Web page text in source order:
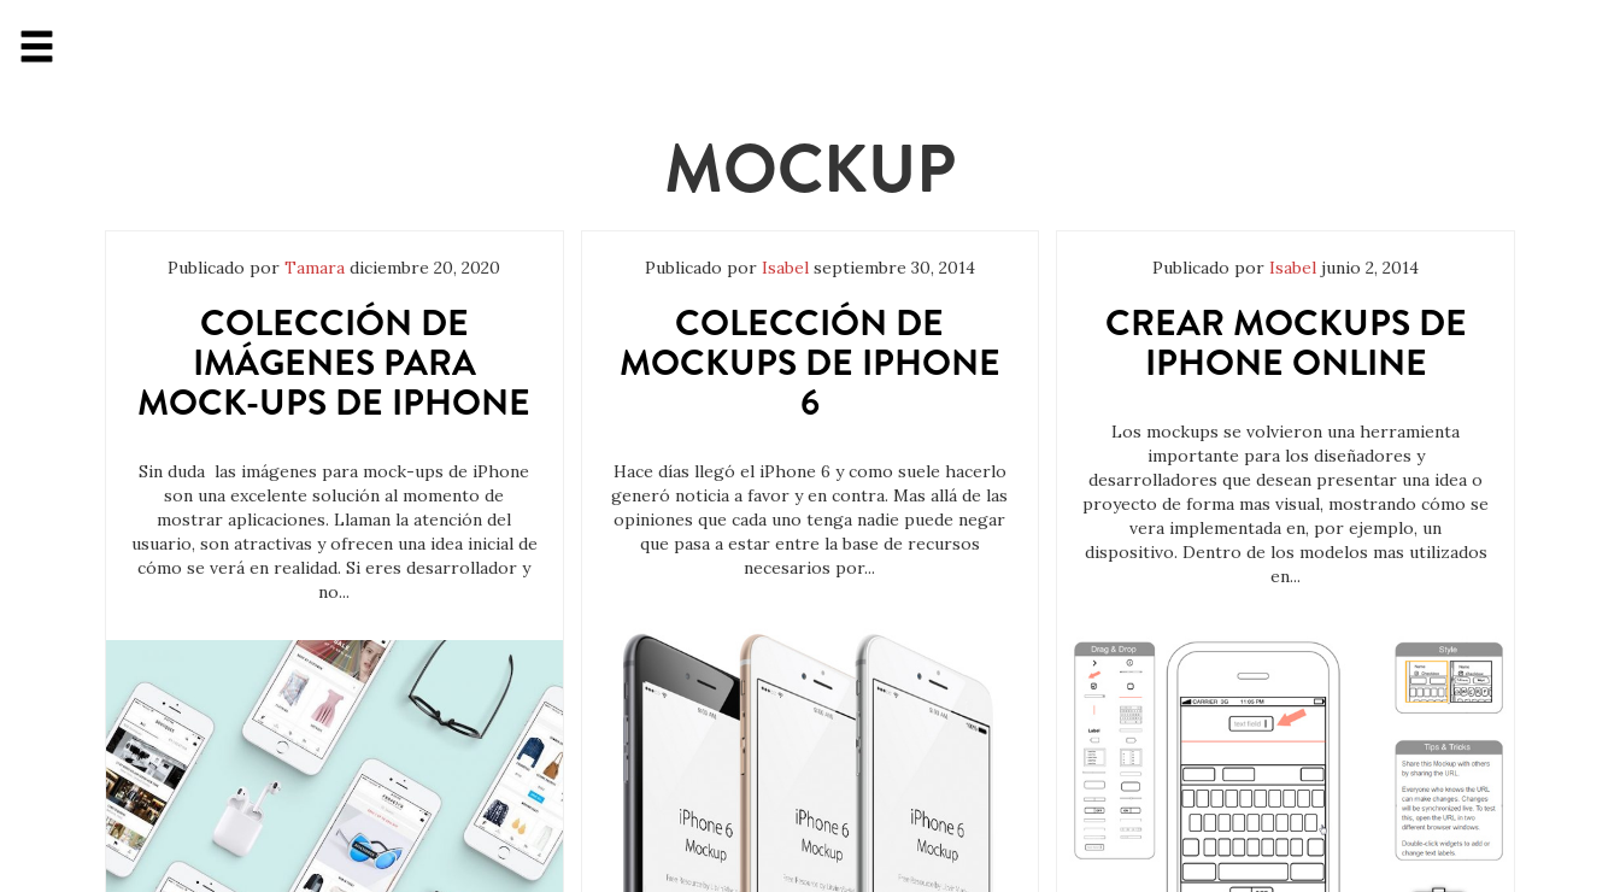
MOCKUP
Publicado porTamara diciembre 20, 2020
COLECCIÓN DE
IMÁGENES PARA
MOCK-UPS DE IPHONE
Sin duda las imágenes para mock-ups de iPhone
son una excelente solución al momento de
mostrar aplicaciones. Llaman la atención del
usuario, son atractivas y ofrecen una idea inicial de
cómo se verá en realidad. Si eres desarrollador y
no...
Publicado por Isabel septiembre 30, 2014
COLECCIÓN DE
MOCKUPS DE IPHONE
6
Hace días llegó el iPhone 6 y como suele hacerlo
generó noticia a favor y en contra. Mas allá de las
opiniones que cada uno tenga nadie puede negar
que pasa a estar entre la base de recursos
necesarios por...
Publicado porIsabel junio 2, 2014
CREAR MOCKUPS DE
IPHONE ONLINE
Los mockups se volvieron una herramienta
importante para los diseñadores y
desarrolladores que desean presentar una idea o
proyecto de forma mas visual, mostrando cómo se
vera implementada en, por ejemplo, un
dispositivo. Dentro de los modelos mas utilizados
en...